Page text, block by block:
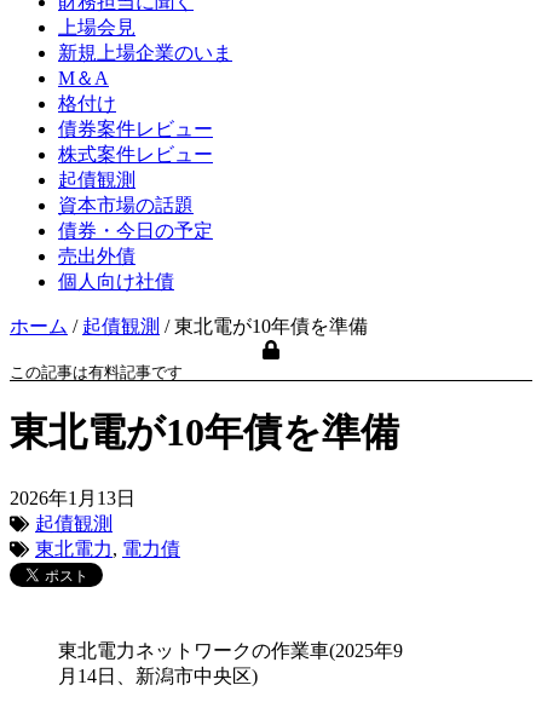
上場会見
新規上場企業のいま
M＆A
格付け
債券案件レビュー
株式案件レビュー
起債観測
資本市場の話題
債券・今日の予定
売出外債
個人向け社債
ホーム / 起債観測 /東北電が10年債を準備
この記事は有料記事です
東北電が10年債を準備
2026年1月13日
起債観測
東北電力, 電力債
東北電力ネットワークの作業車(2025年9
月14日、新潟市中央区)